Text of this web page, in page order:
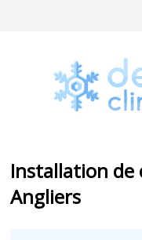
Installation de
Angliers